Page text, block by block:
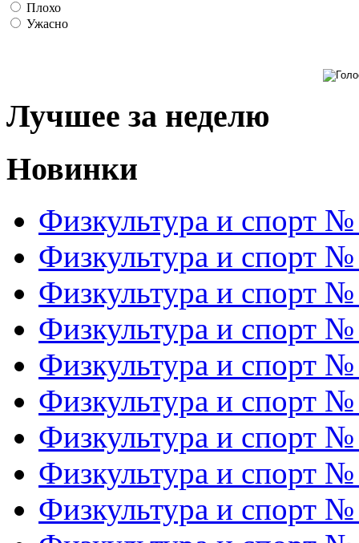
Плохо
Ужасно
Лучшее за неделю
Новинки
Физкультура и спорт
Физкультура и спорт
Физкультура и спорт
Физкультура и спорт
Физкультура и спорт
Физкультура и спорт
Физкультура и спорт
Физкультура и спорт
Физкультура и спорт